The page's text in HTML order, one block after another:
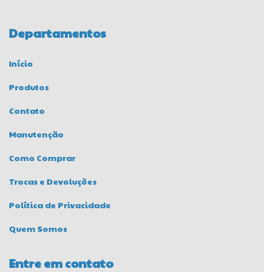
Departamentos
Início
Produtos
Contato
Manutenção
Como Comprar
Trocas e Devoluções
Política de Privacidade
Quem Somos
Entre em contato